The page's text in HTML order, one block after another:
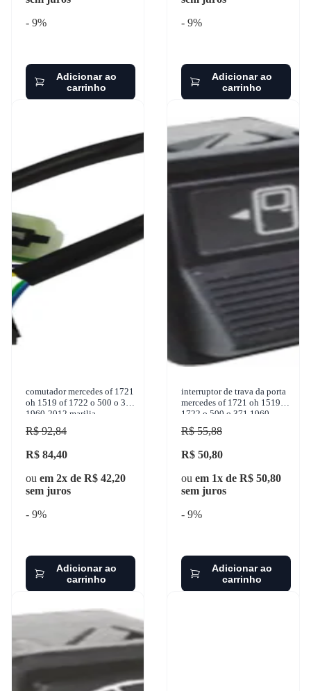
- 9%
Adicionar ao
carrinho
- 9%
Adicionar ao
carrinho
comutador mercedes of 1721
oh 1519 of 1722 o 500 o 371
1960-2012 marilia -
im11235
R$ 92,84
R$ 84,40
ou em 2x de R$ 42,20
sem juros
- 9%
Adicionar ao
carrinho
interruptor de trava da porta
mercedes of 1721 oh 1519 of
1722 o 500 o 371 1960-
2012 kostal - 3833178
R$ 55,88
R$ 50,80
ou em 1x de R$ 50,80
sem juros
- 9%
Adicionar ao
carrinho